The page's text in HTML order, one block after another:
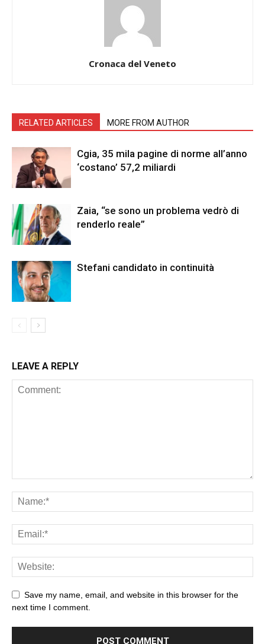
Cronaca del Veneto
RELATED ARTICLES MORE FROM AUTHOR
Cgia, 35 mila pagine di norme all’anno
‘costano’ 57,2 miliardi
Zaia, “se sono un problema vedrò di
renderlo reale”
Stefani candidato in continuità
LEAVE A REPLY
Save my name, email, and website in this browser for the
next time I comment.